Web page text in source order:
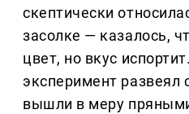
скептически
засолке — казалось,
цвет, но вкус
эксперимент развеял
вышли в меру